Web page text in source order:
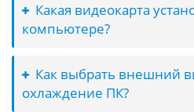
Какая видеокарта
компьютере?
Как выбрать внешний
охлаждение ПК?